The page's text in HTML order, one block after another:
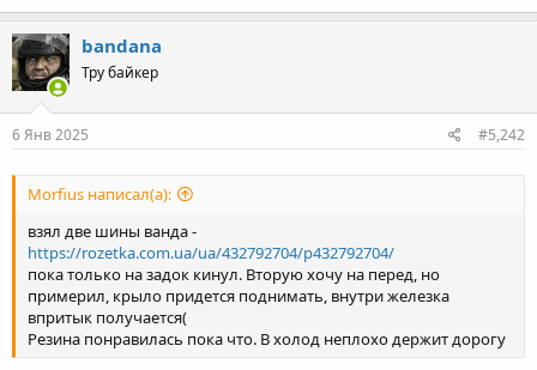
bandana
Тру байкер
6 Янв 2025 #5,242
Morfius написал(а):
взял две шины ванда -
https://rozetka.com.ua/ua/432792704/p432792704/
пока только на задок кинул. Вторую хочу на перед, но
примерил, крыло придется поднимать, внутри железка
впритык получается(
Резина понравилась пока что. В холод неплохо держит дорогу